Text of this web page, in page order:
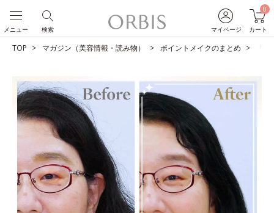
マイページ
0
カート
検索
メニュー
TOP マガジン（美容情報・読み物） ポイントメイクのまとめ 「